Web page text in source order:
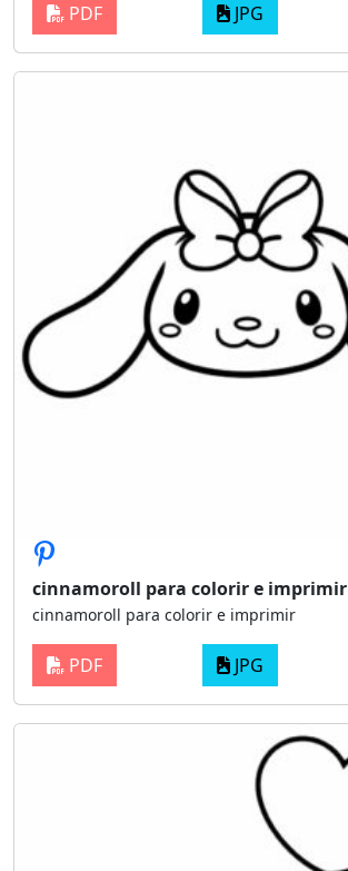
PDF JPG
cinnamoroll para colorir e imprimir
cinnamoroll para colorir e imprimir
PDF JPG